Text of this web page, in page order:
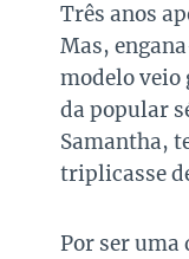
Três anos
Mas,
modelo veio
da popular
Samantha,
triplicasse
Por ser uma